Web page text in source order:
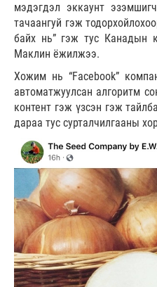
мэдэгдэл эккаунт
тачаангуй гэж
байх нь” гэж тус Канадын
Маклин ёжилжээ.
Хожим нь “Facebook”
автоматжуулсан алгоритм
контент гэж үзсэн гэж
дараа тус сурталчилгааны